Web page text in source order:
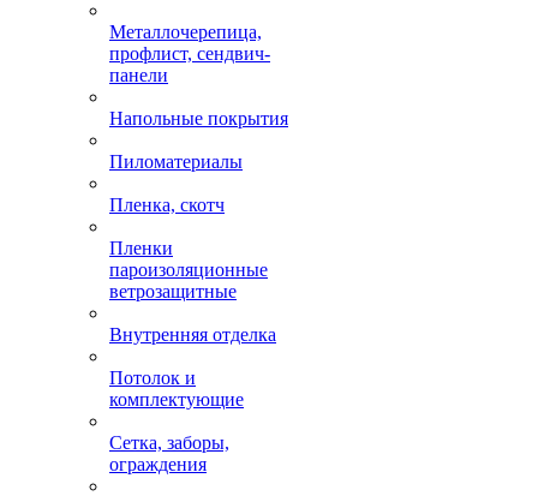
Металлочерепица,
профлист, сендвич-
панели
Напольные покрытия
Пиломатериалы
Пленка, скотч
Пленки
пароизоляционные
ветрозащитные
Внутренняя отделка
Потолок и
комплектующие
Сетка, заборы,
ограждения